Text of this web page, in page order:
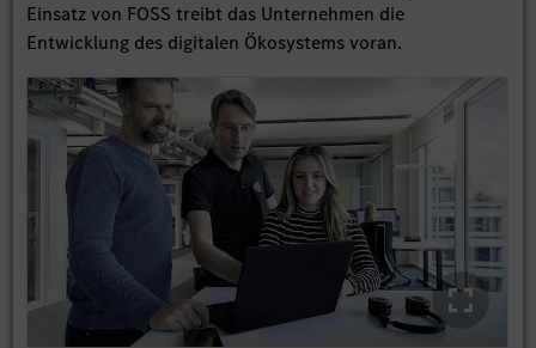
Einsatz von FOSS treibt das Unternehmen die
Entwicklung des digitalen Ökosystems voran.